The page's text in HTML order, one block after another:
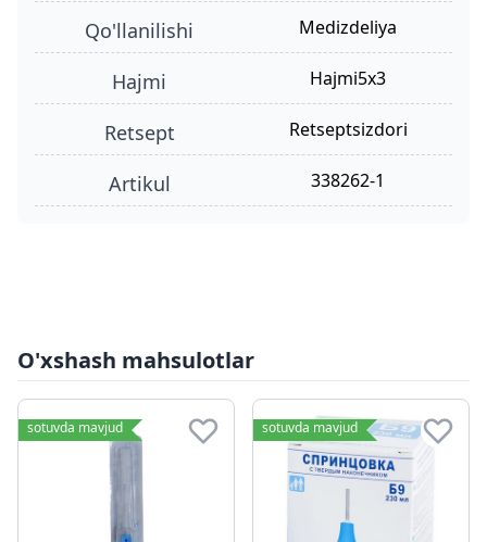
qo'llanilishi Medizdeliya
hajmi hajmi5x3
retsept retseptsizdori
Artikul 338262-1
O'xshash mahsulotlar
sotuvda mavjud sotuvda mavjud